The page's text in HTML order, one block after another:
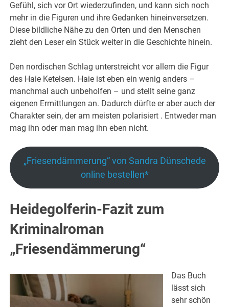
Gefühl, sich vor Ort wiederzufinden, und kann sich noch
mehr in die Figuren und ihre Gedanken hineinversetzen.
Diese bildliche Nähe zu den Orten und den Menschen
zieht den Leser ein Stück weiter in die Geschichte hinein.
Den nordischen Schlag unterstreicht vor allem die Figur
des Haie Ketelsen. Haie ist eben ein wenig anders –
manchmal auch unbeholfen – und stellt seine ganz
eigenen Ermittlungen an. Dadurch dürfte er aber auch der
Charakter sein, der am meisten polarisiert . Entweder man
mag ihn oder man mag ihn eben nicht.
„Friesendämmerung“ von Sandra Dünschede
online bestellen*
Heidegolferin-Fazit zum
Kriminalroman
„Friesendämmerung“
Das Buch
lässt sich
sehr schön